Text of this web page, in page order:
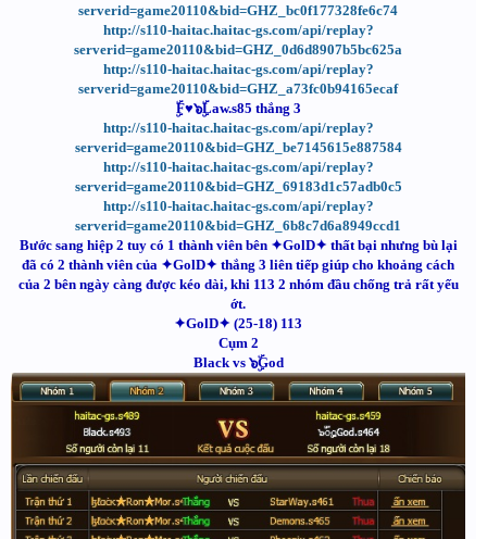
serverid=game20110&bid=GHZ_bc0f177328fe6c74
http://s110-haitac.haitac-gs.com/api/replay?
serverid=game20110&bid=GHZ_0d6d8907b5bc625a
http://s110-haitac.haitac-gs.com/api/replay?
serverid=game20110&bid=GHZ_a73fc0b94165ecaf
ۣۜF♥๖ۣۜLaw.s85 thắng 3
http://s110-haitac.haitac-gs.com/api/replay?
serverid=game20110&bid=GHZ_be7145615e887584
http://s110-haitac.haitac-gs.com/api/replay?
serverid=game20110&bid=GHZ_69183d1c57adb0c5
http://s110-haitac.haitac-gs.com/api/replay?
serverid=game20110&bid=GHZ_6b8c7d6a8949ccd1
Bước sang hiệp 2 tuy có 1 thành viên bên ✦GolD✦ thất bại nhưng bù lại
đã có 2 thành viên của ✦GolD✦ thắng 3 liên tiếp giúp cho khoảng cách
của 2 bên ngày càng được kéo dài, khi 113 2 nhóm đầu chống trả rất yếu
ớt.
✦GolD✦ (25-18) 113
Cụm 2
Black vs ๖ۣۜGod